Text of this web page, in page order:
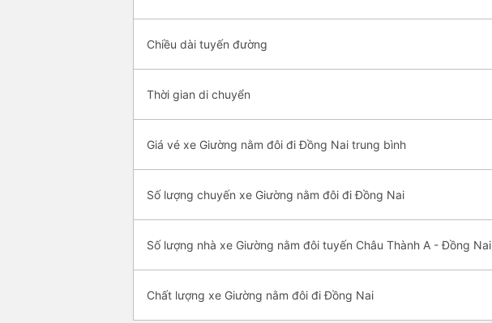
Chiều dài tuyến đường
Thời gian di chuyển
Giá vé xe Giường nằm đôi đi Đồng Nai trung bình
Số lượng chuyến xe Giường nằm đôi đi Đồng Nai
Số lượng nhà xe Giường nằm đôi tuyến Châu Thành A - Đồng Nai
Chất lượng xe Giường nằm đôi đi Đồng Nai